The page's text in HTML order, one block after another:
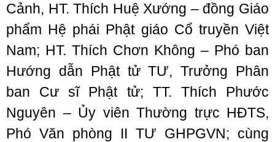
Cảnh, HT. Thích Huệ Xướng – đồng Giáo
phẩm Hệ phái Phật giáo Cổ truyền Việt
Nam; HT. Thích Chơn Không – Phó ban
Hướng dẫn Phật tử TƯ, Trưởng Phân
ban Cư sĩ Phật tử; TT. Thích Phước
Nguyên – Ủy viên Thường trực HĐTS,
Phó Văn phòng II TƯ GHPGVN; cùng